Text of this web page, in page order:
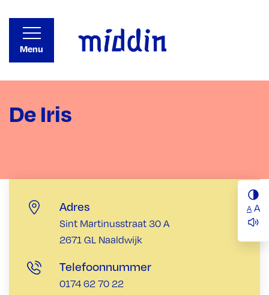
A A
Menu
De Iris
Adres
Sint Martinusstraat 30 A
2671 GL Naaldwijk
Telefoonnummer
0174 62 70 22